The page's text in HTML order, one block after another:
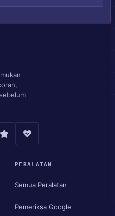
PERALATAN
Semua Peralatan
Pemeriksa Google